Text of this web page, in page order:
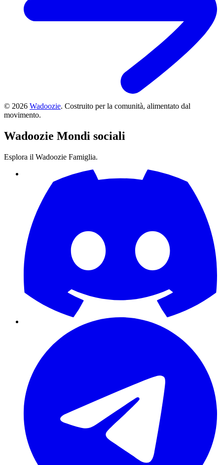
© 2026 Wadoozie. Costruito per la comunità, alimentato dal
movimento.
Wadoozie Mondi sociali
Esplora il Wadoozie Famiglia.